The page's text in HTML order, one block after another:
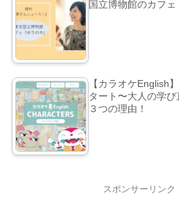
国立博物館のカフェ
【カラオケEnglish
タート〜大人の学
３つの理由！
スポンサーリンク